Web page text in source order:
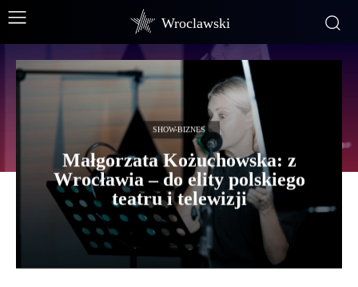
Wroclawski
SHOW-BIZNES
Małgorzata Kożuchowska: z
Wrocławia – do elity polskiego
teatru i telewizji